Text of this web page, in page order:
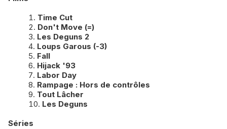
Time Cut
Don't Move (=)
Les Deguns 2
Loups Garous (-3)
Fall
Hijack '93
Labor Day
Rampage : Hors de contrôles
Tout Lâcher
Les Deguns
Séries